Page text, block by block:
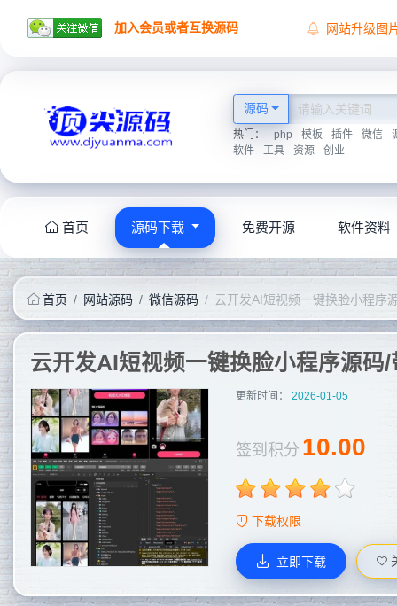
加入会员或者互换源码
网站升级图
源码
热门： php 模板 插件 微信
软件
工具 资源 创业
首页 源码下载 免费开源 软件资料
首页 网站源码 微信源码 云开发AI短视频一键换脸小程序
云开发AI短视频一键换脸小程序源码
更新时间： 2026-01-05
签到积分 10.00
下载权限
立即下载